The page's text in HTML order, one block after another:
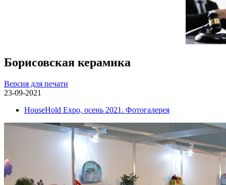
Борисовская керамика
Версия для печати
23-09-2021
HouseHold Expo, осень 2021. Фотогалерея